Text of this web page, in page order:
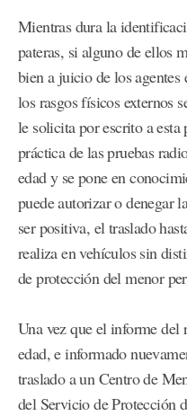
Mientras dura la
pateras, si alguno de ellos
bien a juicio de los
los rasgos físicos externos
le solicita por escrito a esta
práctica de las pruebas
edad y se pone en
puede autorizar o denegar
ser positiva, el traslado
realiza en vehículos sin
de protección del menor
Una vez que el informe
edad, e informado
traslado a un Centro de
del Servicio de Protección